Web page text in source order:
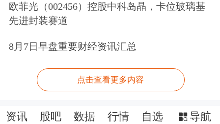
从“中性”上调至“买入” ，该公司目前的
目标价为14.00美元，高于此前9.50美元
的目标价。花旗集团的目标价表明，该
股较当前股价有27.50%的潜在上涨空
Wind数据显示，外资机构共纳入21只
欧菲光（002456）控股中科岛晶，卡位玻璃基
先进封装赛道
8月7日早盘重要财经资讯汇总
点击查看更多内容
资讯 股吧 数据 行情 自选 导航